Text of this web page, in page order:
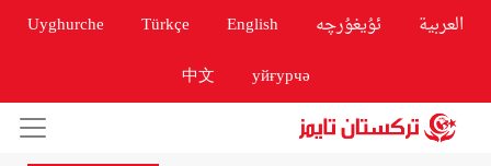
العربية ئۇيغۇرچە English
Türkçe
Uyghurche
уйғурчә
中文